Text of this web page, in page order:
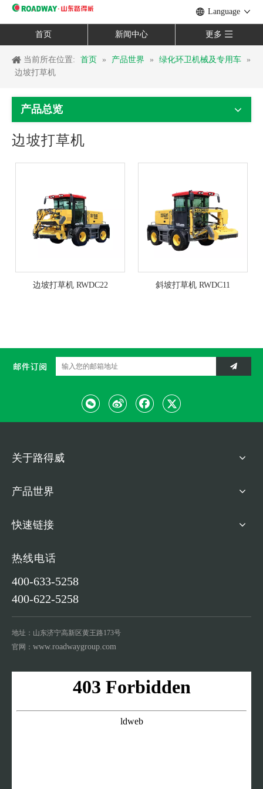
Language
首页 新闻中心 更多
当前所在位置: 首页 » 产品世界 » 绿化环卫机械及专用车
»
边坡打草机
产品总览
边坡打草机
边坡打草机 RWDC22 斜坡打草机 RWDC11
关于路得威
产品世界
快速链接
热线电话
400-633-5258
400-622-5258
地址：山东济宁高新区黄王路173号
官网： www.roadwaygroup.com